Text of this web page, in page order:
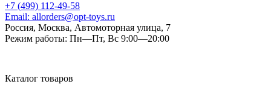
+7 (499) 112-49-58
Email: allorders@opt-toys.ru
Россия, Москва, Автомоторная улица, 7
Режим работы: Пн—Пт, Вс 9:00—20:00
Каталог товаров